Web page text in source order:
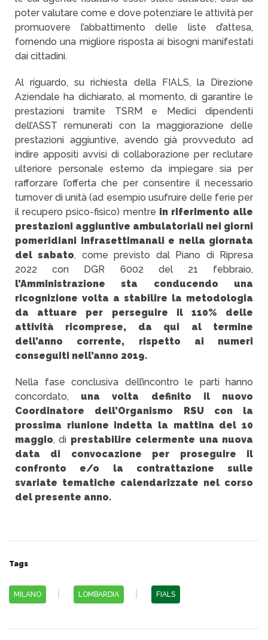
poter valutare come e dove potenziare le attività per
promuovere l’abbattimento delle liste d’attesa,
fornendo una migliore risposta ai bisogni manifestati
dai cittadini.
Al riguardo, su richiesta della FIALS, la Direzione
Aziendale ha dichiarato, al momento, di garantire le
prestazioni tramite TSRM e Medici dipendenti
dell’ASST remunerati con la maggiorazione delle
prestazioni aggiuntive, avendo già provveduto ad
indire appositi avvisi di collaborazione per reclutare
ulteriore personale esterno da impiegare sia per
rafforzare l’offerta che per consentire il necessario
turnover di unità (ad esempio usufruire delle ferie per
il recupero psico-fisico) mentre in riferimento alle
prestazioni aggiuntive ambulatoriali nei giorni
pomeridiani infrasettimanali e nella giornata
del sabato, come previsto dal Piano di Ripresa
2022 con DGR 6002 del 21 febbraio,
l’Amministrazione sta conducendo una
ricognizione volta a stabilire la metodologia
da attuare per perseguire il 110% delle
attività ricomprese, da qui al termine
dell’anno corrente, rispetto ai numeri
conseguiti nell’anno 2019.
Nella fase conclusiva dell’incontro le parti hanno
concordato, una volta definito il nuovo
Coordinatore dell’Organismo RSU con la
prossima riunione indetta la mattina del 10
maggio, di prestabilire celermente una nuova
data di convocazione per proseguire il
confronto e/o la contrattazione sulle
svariate tematiche calendarizzate nel corso
del presente anno.
Tags
MILANO LOMBARDIA FIALS